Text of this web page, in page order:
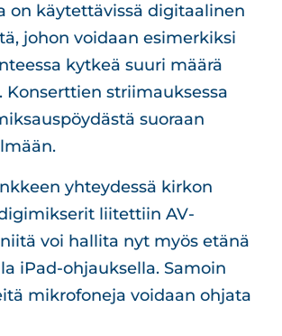
on käytettävissä digitaalinen
johon voidaan esimerkiksi
kytkeä suuri määrä
Konserttien striimauksessa
suoraan
yhteydessä kirkon
liitettiin AV-
voi hallita nyt myös etänä
iPad-ohjauksella. Samoin
mikrofoneja voidaan ohjata